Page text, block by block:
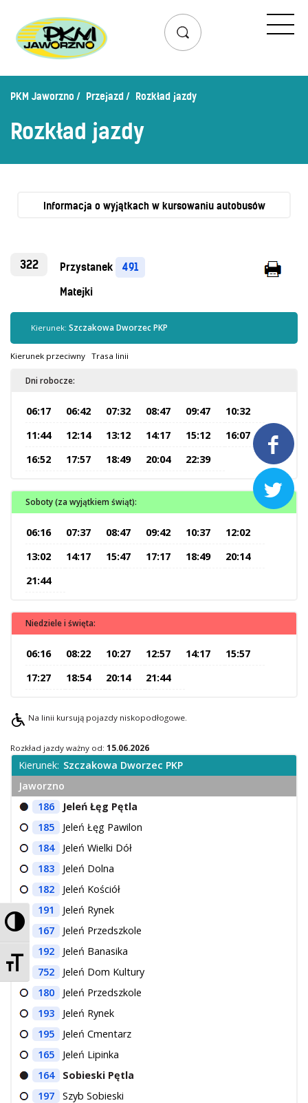
Przełącz wysoki kontrast
Zmień rozmiar czcionek


Przejazd
Lista przystanków
Zaplanuj podróż – wyszukiwarka połączeń
Mapa przystanków i połączeń
Schemat linii nocnych
Bilety
Uprawnienia do ulg
Regulamin przewozów
Sprzedaż biletów u kierowców
Sklep internetowy
Aktualności
Stacja Kontroli Pojazdów
Inne
O Spółce
Uwagi i wnioski
Ochrona danych osobowych
PKM Jaworzno Przejazd Rozkład jazdy
Rozkład jazdy
Informacja o wyjątkach w kursowaniu autobusów
322 Przystanek 491
Matejki
Kierunek: Szczakowa Dworzec PKP
Kierunek przeciwny Trasa linii
Dni robocze:
06:17 06:42 07:32 08:47 09:47
10:32
11:44
12:14 13:12 14:17 15:12
16:07
16:52
17:57 18:49 20:04 22:39
Soboty (za wyjątkiem świąt):
06:16 07:37 08:47 09:42 10:37
12:02
13:02
14:17 15:47 17:17 18:49
20:14
21:44
Niedziele i święta:
06:16 08:22 10:27 12:57 14:17
15:57
17:27
18:54 20:14 21:44
Na linii kursują pojazdy niskopodłogowe.
Rozkład jazdy ważny od: 15.06.2026
Kierunek: Szczakowa Dworzec PKP
Jaworzno
186
Jeleń Łęg Pętla
185
Jeleń Łęg Pawilon
184
Jeleń Wielki Dół
183
Jeleń Dolna
182
Jeleń Kościół
191
Jeleń Rynek
167
Jeleń Przedszkole
192
Jeleń Banasika
752
Jeleń Dom Kultury
180
Jeleń Przedszkole
193
Jeleń Rynek
195
Jeleń Cmentarz
165
Jeleń Lipinka
164
Sobieski Pętla
197
Szyb Sobieski